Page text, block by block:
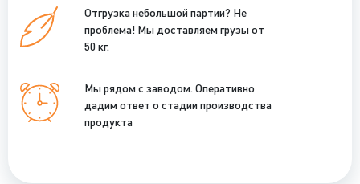
Отгрузка небольшой партии? Не
проблема! Мы доставляем грузы от
50 кг.
Мы рядом с заводом. Оперативно
дадим ответ о стадии производства
продукта